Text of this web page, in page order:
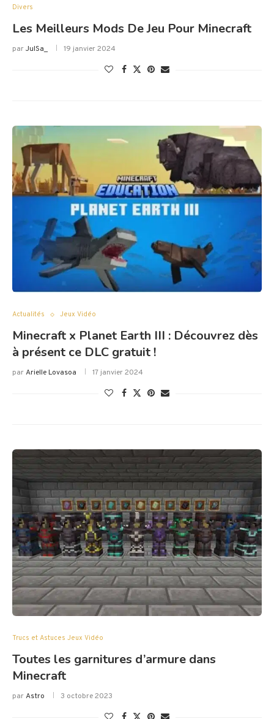
Divers
Les Meilleurs Mods De Jeu Pour Minecraft
parJulSa_ 19 janvier 2024
Actualités Jeux Vidéo
Minecraft x Planet Earth III : Découvrez dès
à présent ce DLC gratuit !
parArielle Lovasoa 17 janvier 2024
Trucs et Astuces Jeux Vidéo
Toutes les garnitures d’armure dans
Minecraft
parAstro 3 octobre 2023